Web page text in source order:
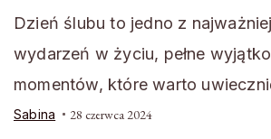
Dzień ślubu to jedno z
wydarzeń w życiu, pełne
momentów, które warto
Sabina 28 czerwca 2024